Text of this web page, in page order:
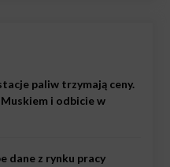
paliw trzymają ceny.
i odbicie w
dane z rynku pracy